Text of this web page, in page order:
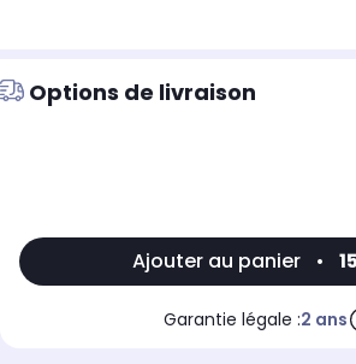
Options de livraison
Ajouter au panier •
Garantie légale :2 ans